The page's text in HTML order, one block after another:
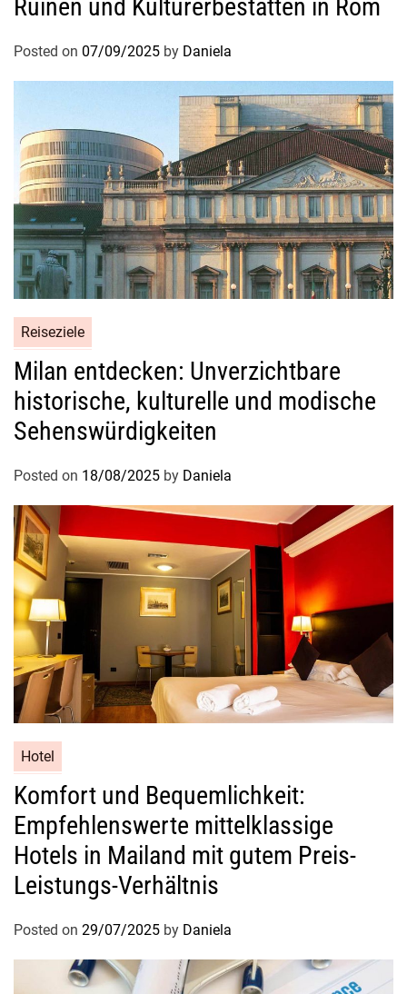
r
p
-
A
n
g
e
b
o
t
e
a
H
a
w
a
i
f
r
e
n
o
c
g
e
n
e
h
e
r
e
Ruinen und Kulturerbestätten in Rom
Posted on 07/09/2025 by Daniela
Reiseziele
Milan entdecken: Unverzichtbare
historische, kulturelle und modische
Sehenswürdigkeiten
Posted on 18/08/2025 by Daniela
Hotel
Komfort und Bequemlichkeit:
Empfehlenswerte mittelklassige
Hotels in Mailand mit gutem Preis-
Leistungs-Verhältnis
Posted on 29/07/2025 by Daniela